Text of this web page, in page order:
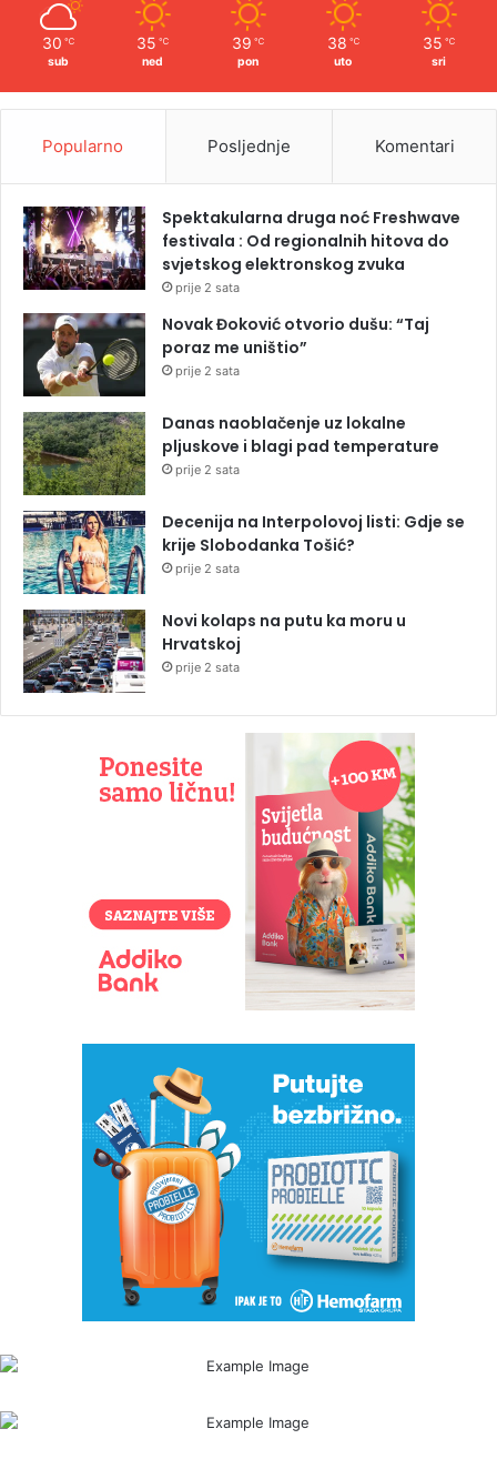
30 ℃
sub
35 ℃
ned
39 ℃
pon
38 ℃
uto
35 ℃
sri
Popularno Posljednje Komentari
Spektakularna druga noć Freshwave
festivala : Od regionalnih hitova do
svjetskog elektronskog zvuka
prije 2 sata
Novak Đoković otvorio dušu: “Taj
poraz me uništio”
prije 2 sata
Danas naoblačenje uz lokalne
pljuskove i blagi pad temperature
prije 2 sata
Decenija na Interpolovoj listi: Gdje se
krije Slobodanka Tošić?
prije 2 sata
Novi kolaps na putu ka moru u
Hrvatskoj
prije 2 sata